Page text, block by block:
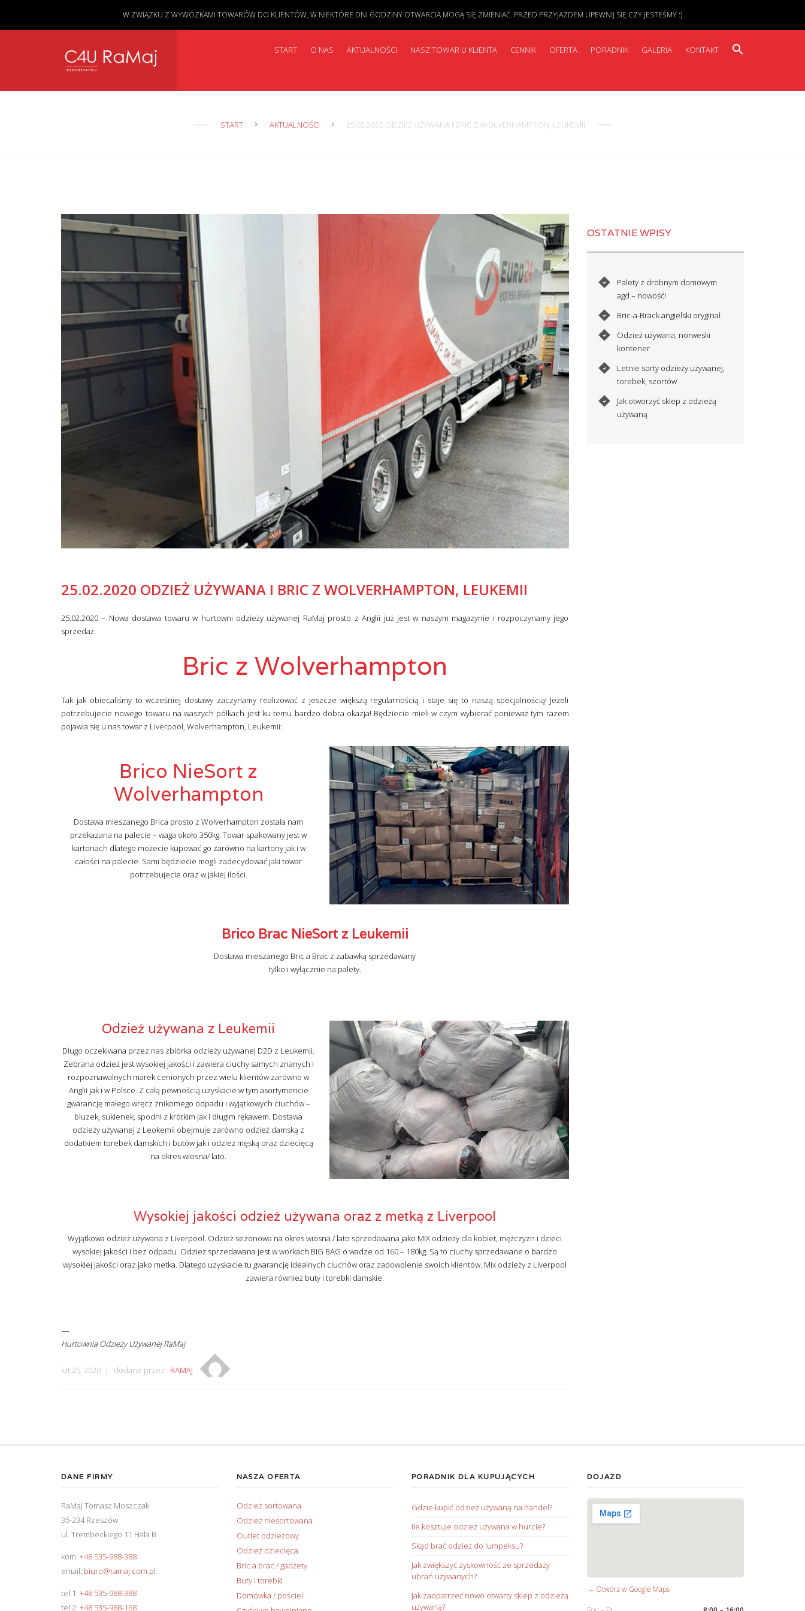
START O NAS AKTUALNOŚCI NASZ TOWAR U KLIENTA CENNIK OFERTA PORADNIK GALERIA KONTAKT
START AKTUALNOŚCI 25.02.2020 ODZIEŻ UŻYWANA I BRIC Z WOLVERHAMPTON, LEUKEMII
25.02.2020 ODZIEŻ UŻYWANA I BRIC Z WOLVERHAMPTON, LEUKEMII
25.02.2020 – Nowa dostawa towaru w hurtowni odzieży używanej RaMaj prosto z Anglii już jest w naszym magazynie i rozpoczynamy jego
sprzedaż.
Bric z Wolverhampton
Tak jak obiecaliśmy to wcześniej dostawy zaczynamy realizować z jeszcze większą regularnością i staje się to naszą specjalnością! Jeżeli
potrzebujecie nowego towaru na waszych półkach jest ku temu bardzo dobra okazja! Będziecie mieli w czym wybierać ponieważ tym razem
pojawia się u nas towar z Liverpool, Wolverhampton, Leukemii:
Brico NieSort z
Wolverhampton
Dostawa mieszanego Brica prosto z Wolverhampton została nam
przekazana na palecie – waga około 350kg. Towar spakowany jest w
kartonach dlatego możecie kupować go zarówno na kartony jak i w
całości na palecie. Sami będziecie mogli zadecydować jaki towar
potrzebujecie oraz w jakiej ilości.
Brico Brac NieSort z Leukemii
Dostawa mieszanego Bric a Brac z zabawką sprzedawany
tylko i wyłącznie na palety.
Odzież używana z Leukemii
Długo oczekiwana przez nas zbiórka odzieży używanej D2D z Leukemii.
Zebrana odzież jest wysokiej jakości i zawiera ciuchy samych znanych i
rozpoznawalnych marek cenionych przez wielu klientów zarówno w
Anglii jak i w Polsce. Z całą pewnością uzyskacie w tym asortymencie
gwarancję małego wręcz znikomego odpadu i wyjątkowych ciuchów –
bluzek, sukienek, spodni z krótkim jak i długim rękawem. Dostawa
odzieży używanej z Leokemii obejmuje zarówno odzież damską z
dodatkiem torebek damskich i butów jak i odzież męską oraz dziecięcą
na okres wiosna/ lato.
Wysokiej jakości odzież używana oraz z metką z Liverpool
Wyjątkowa odzież używana z Liverpool. Odzież sezonowa na okres wiosna / lato sprzedawana jako MIX odzieży dla kobiet, mężczyzn i dzieci
wysokiej jakości i bez odpadu. Odzież sprzedawana jest w workach BIG BAG o wadze od 160 – 180kg. Są to ciuchy sprzedawane o bardzo
wysokiej jakości oraz jako metka. Dlatego uzyskacie tu gwarancję idealnych ciuchów oraz zadowolenie swoich klientów. Mix odzieży z Liverpool
zawiera również buty i torebki damskie.
—
Hurtownia Odzieży Używanej RaMaj
lut 25, 2020 dodane przez RAMAJ
OSTATNIE WPISY
Palety z drobnym domowym
agd – nowość!
Bric-a-Brack angielski oryginał
Odzież używana, norweski
kontener
Letnie sorty odzieży używanej,
torebek, szortów
Jak otworzyć sklep z odzieżą
używaną
DANE FIRMY
RaMaj Tomasz Moszczak
35-234 Rzeszów
ul. Trembeckiego 11 Hala B
kom: +48 535-988-388
email: biuro@ramaj.com.pl
tel 1: +48 535-988-388
tel 2: +48 535-988-168
NASZA OFERTA
Odzież sortowana
Odzież niesortowana
Outlet odzieżowy
Odzież dziecięca
Bric a brac / gadżety
Buty i torebki
Domówka / pościel
PORADNIK DLA KUPUJĄCYCH
Gdzie kupić odzież używaną na handel?
Ile kosztuje odzież używana w hurcie?
Skąd brać odzież do lumpeksu?
Jak zwiększyć zyskowność ze sprzedaży
ubrań używanych?
Jak zaopatrzeć nowo otwarty sklep z odzieżą
używaną?
DOJAZD
→ Otwórz w Google Maps
W ZWIĄZKU Z WYWÓZKAMI TOWARÓW DO KLIENTÓW, W NIEKTÓRE DNI GODZINY OTWARCIA MOGĄ SIĘ ZMIENIAĆ. PRZED PRZYJAZDEM UPEWNIJ SIĘ CZY JESTEŚMY :)